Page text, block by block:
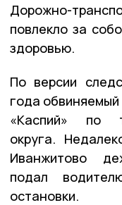
Дорожно-
повлекло за
здоровью.
По версии
года
«Каспий» по
округа.
Иванжитово
подал
остановки.